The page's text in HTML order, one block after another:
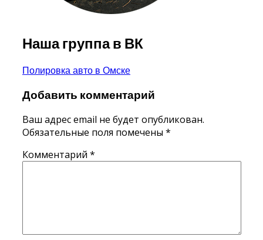
Наша группа в ВК
Навигация
по
Полировка авто в Омске
Добавить комментарий
Ваш адрес email не будет опубликован.
Обязательные поля помечены *
Комментарий *